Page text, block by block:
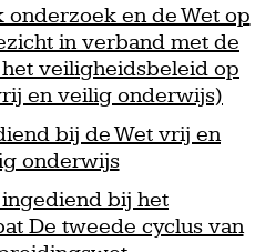
en de Wet op
in verband met de
veiligheidsbeleid op
en veilig onderwijs)
bij de Wet vrij en
onderwijs
bij het
De tweede cyclus van